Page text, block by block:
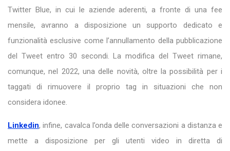
Twitter Blue, in cui le aziende aderenti, a fronte di una fee
mensile, avranno a disposizione un supporto dedicato e
funzionalità esclusive come l’annullamento della pubblicazione
del Tweet entro 30 secondi. La modifica del Tweet rimane,
comunque, nel 2022, una delle novità, oltre la possibilità per i
taggati di rimuovere il proprio tag in situazioni che non
considera idonee.
Linkedin, infine, cavalca l’onda delle conversazioni a distanza e
mette a disposizione per gli utenti video in diretta di